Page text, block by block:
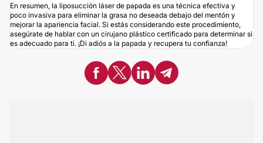
En resumen, la liposucción láser de papada es una técnica efectiva y
poco invasiva para eliminar la grasa no deseada debajo del mentón y
mejorar la apariencia facial. Si estás considerando este procedimiento,
asegúrate de hablar con un cirujano plástico certificado para determinar si
es adecuado para ti. ¡Di adiós a la papada y recupera tu confianza!